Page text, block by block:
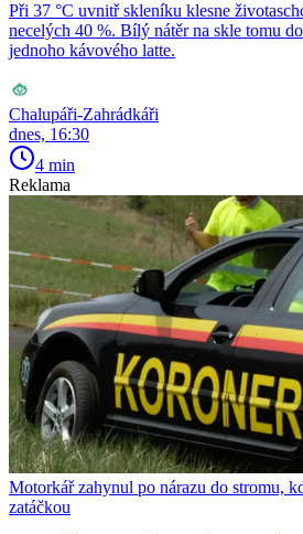
Při 37 °C uvnitř skleníku klesne
necelých 40 %. Bílý nátěr na skle tomu
jednoho kávového latte.
Chalupáři-Zahrádkáři
dnes, 16:30
4 min
Reklama
Motorkář zahynul po nárazu do stromu,
zatáčkou